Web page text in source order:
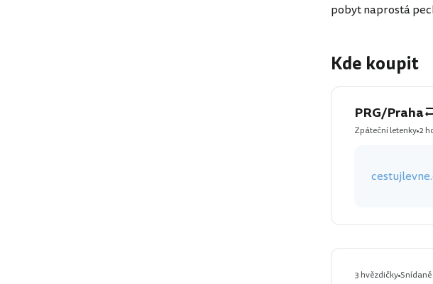
pobyt naprostá
Kde koupit
PRG/Praha
Zpáteční letenky 2
3 hvězdičkySnídaně